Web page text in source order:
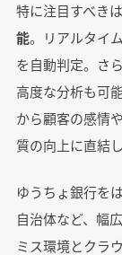
特に注目すべきは
能。リアルタイ
を自動判定。さ
高度な分析も可
から顧客の感情
質の向上に直結し
ゆうちょ銀行を
自治体など、幅
ミス環境とクラ